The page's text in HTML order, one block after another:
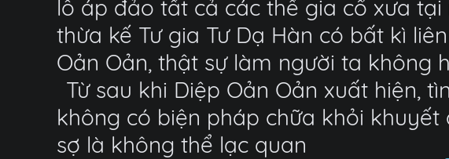
lồ áp đảo tất cả các thế gia cổ xưa
thừa kế Tư gia Tư Dạ Hàn có bất kì
Oản Oản, thật sự làm người ta không
Từ sau khi Diệp Oản Oản xuất hiện,
không có biện pháp chữa khỏi
sợ là không thể lạc quan